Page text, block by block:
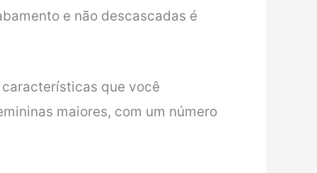
e não descascadas é
que você
maiores, com um número